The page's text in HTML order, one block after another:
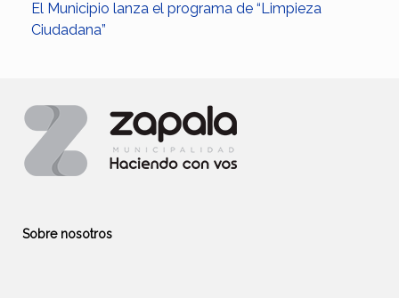
El Municipio lanza el programa de “Limpieza
Ciudadana”
Sobre nosotros